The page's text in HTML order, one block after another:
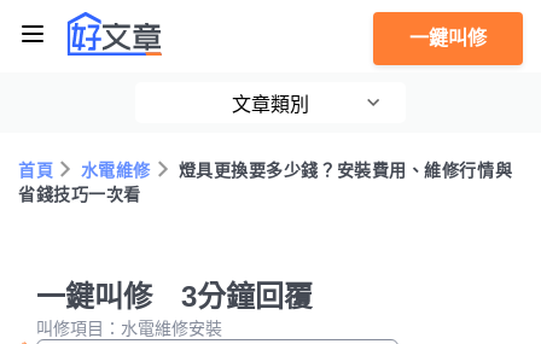
一鍵叫修
文章類別
首頁 水電維修
燈具更換要多少錢？安裝費用、維修行情與
省錢技巧一次看
一鍵叫修 3分鐘回覆
叫修項目：水電維修安裝